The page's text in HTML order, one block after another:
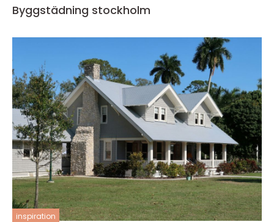
Byggstädning stockholm
inspiration